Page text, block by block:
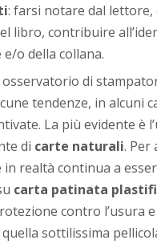
: farsi notare dal lettore,
libro, contribuire
e/o della collana.
di
tendenze, in alcuni
La più evidente è
di carte naturali. Per
in realtà continua a
carta patinata
contro l’usura
sottilissima